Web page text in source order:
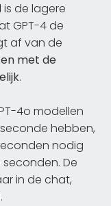
de lagere
GPT-4 de
af van de
met de
.
4o modellen
hebben,
nodig
De
in de chat,